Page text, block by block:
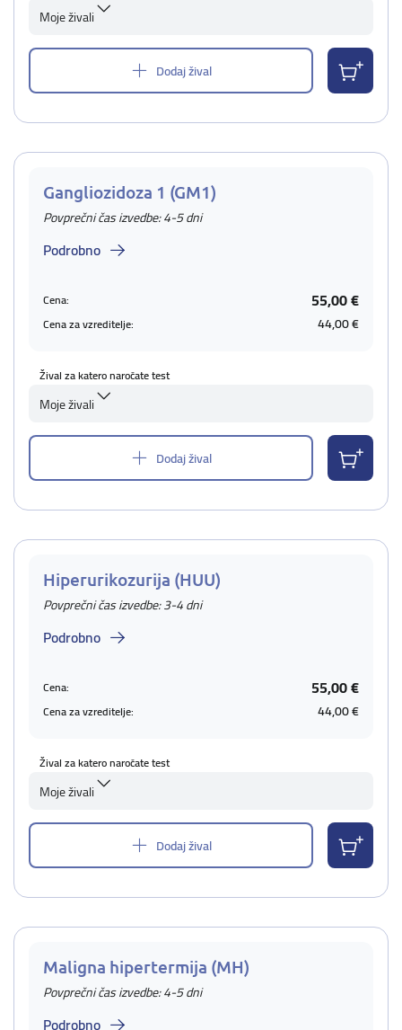
Moje živali
Dodaj žival
Gangliozidoza 1 (GM1)
Povprečni čas izvedbe: 4-5 dni
Podrobno
Cena: 55,00 €
Cena za vzreditelje: 44,00 €
Žival za katero naročate test
Moje živali
Dodaj žival
Hiperurikozurija (HUU)
Povprečni čas izvedbe: 3-4 dni
Podrobno
Cena: 55,00 €
Cena za vzreditelje: 44,00 €
Žival za katero naročate test
Moje živali
Dodaj žival
Maligna hipertermija (MH)
Povprečni čas izvedbe: 4-5 dni
Podrobno